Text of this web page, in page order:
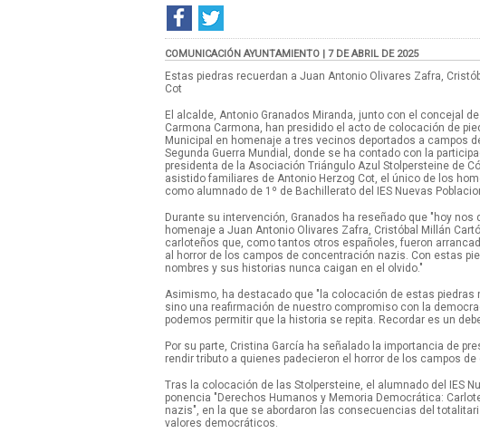
COMUNICACIÓN AYUNTAMIENTO | 7 DE ABRIL DE 2025
Estas piedras recuerdan a Juan Antonio Olivares Zafra,
Cot
El alcalde, Antonio Granados Miranda, junto con el concejal
Carmona Carmona, han presidido el acto de colocación de
Municipal en homenaje a tres vecinos deportados a campos
Segunda Guerra Mundial, donde se ha contado con la
presidenta de la Asociación Triángulo Azul Stolpersteine de
asistido familiares de Antonio Herzog Cot, el único de los
como alumnado de 1º de Bachillerato del IES Nuevas
Durante su intervención, Granados ha reseñado que "hoy
homenaje a Juan Antonio Olivares Zafra, Cristóbal Millán
carloteños que, como tantos otros españoles, fueron
al horror de los campos de concentración nazis. Con estas
nombres y sus historias nunca caigan en el olvido."
Asimismo, ha destacado que "la colocación de estas piedras
sino una reafirmación de nuestro compromiso con la
podemos permitir que la historia se repita. Recordar es un
Por su parte, Cristina García ha señalado la importancia de
rendir tributo a quienes padecieron el horror de los campos
Tras la colocación de las Stolpersteine, el alumnado del IES
ponencia "Derechos Humanos y Memoria Democrática:
nazis", en la que se abordaron las consecuencias del
valores democráticos.